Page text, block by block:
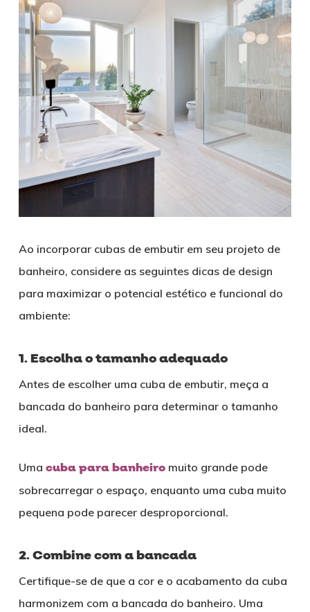
Ao incorporar cubas de embutir em seu projeto de
banheiro, considere as seguintes dicas de design
para maximizar o potencial estético e funcional do
ambiente:
1. Escolha o tamanho adequado
Antes de escolher uma cuba de embutir, meça a
bancada do banheiro para determinar o tamanho
ideal.
Uma cuba para banheiromuito grande pode
sobrecarregar o espaço, enquanto uma cuba muito
pequena pode parecer desproporcional.
2. Combine com a bancada
Certifique-se de que a cor e o acabamento da cuba
harmonizem com a bancada do banheiro. Uma